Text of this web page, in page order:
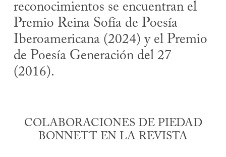
reconocimientos se encuentran el
Premio Reina Sofía de Poesía
Iberoamericana (2024) y el Premio
de Poesía Generación del 27
(2016).
COLABORACIONES DE PIEDAD
BONNETT EN LA REVISTA